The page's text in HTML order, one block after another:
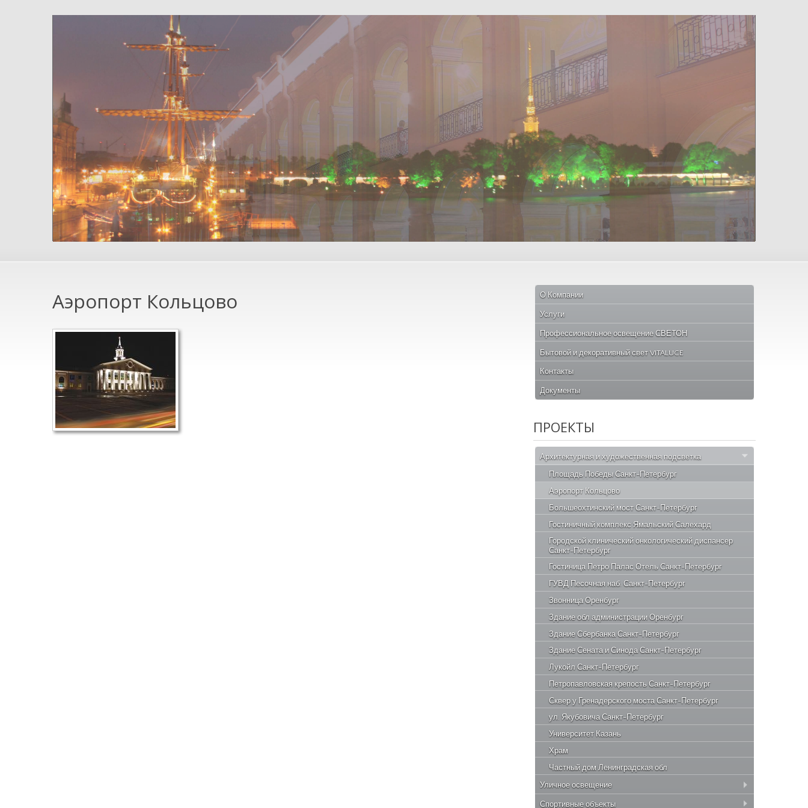
Аэропорт Кольцово О Компании
Услуги
Профессиональное освещение СВЕТОН
Бытовой и декоративный свет VITALUCE
Контакты
Документы
ПРОЕКТЫ
Архитектурная и художественная подсветка
Площадь Победы Санкт-Петербург
Аэропорт Кольцово
Большеохтинский мост Санкт-Петербург
Гостиничный комплекс Ямальский Салехард
Городской клинический онкологический диспансер
Санкт-Петербург
Гостиница Петро Палас Отель Санкт-Петербург
ГУВД Песочная наб. Санкт-Петербург
Звонница Оренбург
Здание обл администрации Оренбург
Здание Сбербанка Санкт-Петербург
Здание Сената и Синода Санкт-Петербург
Лукойл Санкт-Петербург
Петропавловская крепость Санкт-Петербург
Сквер у Гренадерского моста Санкт-Петербург
ул. Якубовича Санкт-Петербург
Университет Казань
Храм
Частный дом Ленинградская обл
Уличное освещение
Спортивные объекты